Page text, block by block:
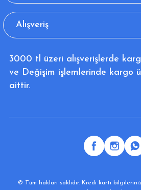
Alışveriş
3000 tl üzeri alışverişlerde
ve Değişim işlemlerinde kargo
aittir.
© Tüm hakları saklıdır. Kredi kartı